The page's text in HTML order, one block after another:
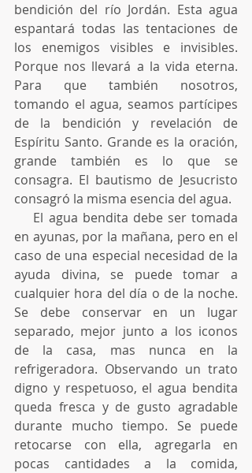
bendición del río Jordán. Esta agua
espantará todas las tentaciones de
los enemigos visibles e invisibles.
Porque nos llevará a la vida eterna.
Para que también nosotros,
tomando el agua, seamos partícipes
de la bendición y revelación de
Espíritu Santo. Grande es la oración,
grande también es lo que se
consagra. El bautismo de Jesucristo
consagró la misma esencia del agua.
en ayunas, por la mañana, pero en el
caso de una especial necesidad de la
ayuda divina, se puede tomar a
cualquier hora del día o de la noche.
Se debe conservar en un lugar
separado, mejor junto a los iconos
de la casa, mas nunca en la
refrigeradora. Observando un trato
digno y respetuoso, el agua bendita
queda fresca y de gusto agradable
durante mucho tiempo. Se puede
retocarse con ella, agregarla en
pocas cantidades a la comida,